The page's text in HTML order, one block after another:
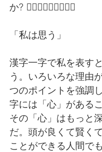
繁體中文
العربية
Deutsch
한국어
ไทย
Türkçe
か? 🙇🏼‍♂️🙇🏼‍♂️🙇🏼‍♂️
「私は思う」
漢字一字で私を表す
う。いろいろな理由
つのポイントを強調
字には「心」がある
その「心」はもっと
だ。頭が良くて賢く
ことができる人間で